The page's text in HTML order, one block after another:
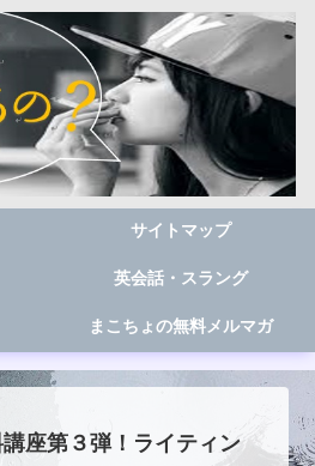
サイトマップ
英会話・スラング
まこちょの無料メルマガ
座第３弾！ライティン